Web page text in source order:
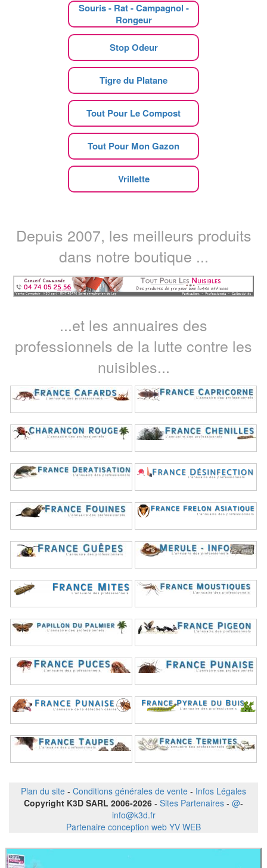
Souris - Rat - Campagnol -
Rongeur
Stop Odeur
Tigre du Platane
Tout Pour Le Compost
Tout Pour Mon Gazon
Vrillette
Depuis 2007, les meilleurs produits
dans notre boutique ...
...et les annuaires des
professionnels de la lutte contre les
nuisibles...
Plan du site - Conditions générales de vente - Infos Légales
Copyright K3D SARL 2006-2026 - Sites Partenaires - @-
info@k3d.fr
Partenaire conception web YV WEB